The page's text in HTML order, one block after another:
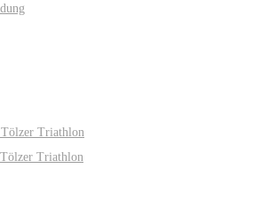
Tölzer Triathlon
Triathlon